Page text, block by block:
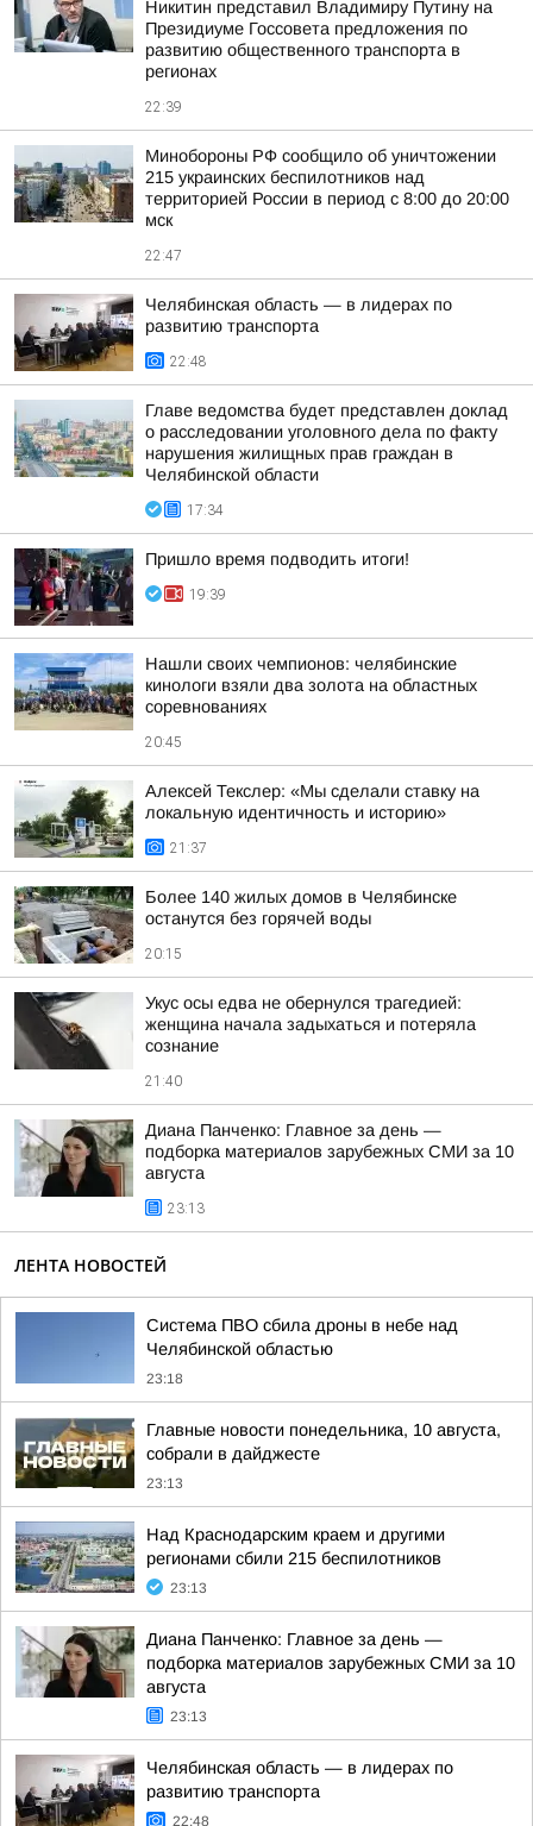
Никитин представил Владимиру Путину на
Президиуме Госсовета предложения по
развитию общественного транспорта в
регионах
22:39
Минобороны РФ сообщило об уничтожении
215 украинских беспилотников над
территорией России в период с 8:00 до 20:00
мск
22:47
Челябинская область — в лидерах по
развитию транспорта
22:48
Главе ведомства будет представлен доклад
о расследовании уголовного дела по факту
нарушения жилищных прав граждан в
Челябинской области
17:34
Пришло время подводить итоги!
19:39
Нашли своих чемпионов: челябинские
кинологи взяли два золота на областных
соревнованиях
20:45
Алексей Текслер: «Мы сделали ставку на
локальную идентичность и историю»
21:37
Более 140 жилых домов в Челябинске
останутся без горячей воды
20:15
Укус осы едва не обернулся трагедией:
женщина начала задыхаться и потеряла
сознание
21:40
Диана Панченко: Главное за день —
подборка материалов зарубежных СМИ за 10
августа
23:13
ЛЕНТА НОВОСТЕЙ
Система ПВО сбила дроны в небе над
Челябинской областью
23:18
Главные новости понедельника, 10 августа,
собрали в дайджесте
23:13
Над Краснодарским краем и другими
регионами сбили 215 беспилотников
23:13
Диана Панченко: Главное за день —
подборка материалов зарубежных СМИ за 10
августа
23:13
Челябинская область — в лидерах по
развитию транспорта
22:48